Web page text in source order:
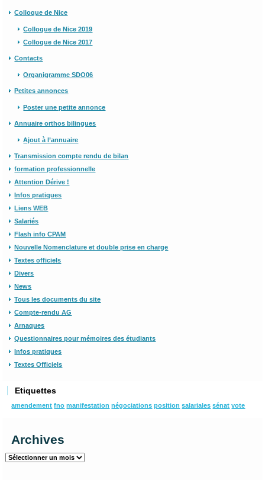
Colloque de Nice
Colloque de Nice 2019
Colloque de Nice 2017
Contacts
Organigramme SDO06
Petites annonces
Poster une petite annonce
Annuaire orthos bilingues
Ajout à l’annuaire
Transmission compte rendu de bilan
formation professionnelle
Attention Dérive !
Infos pratiques
Liens WEB
Salariés
Flash info CPAM
Nouvelle Nomenclature et double prise en charge
Textes officiels
Divers
News
Tous les documents du site
Compte-rendu AG
Arnaques
Questionnaires pour mémoires des étudiants
Infos pratiques
Textes Officiels
Etiquettes
amendement fno manifestation négociations position salariales sénat vote
Archives
Archives